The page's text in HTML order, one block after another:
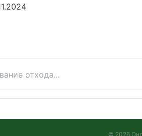
отхода...
© 2026